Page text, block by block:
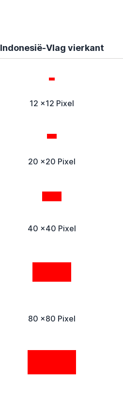
Indonesië-Vlag vierkant
12 x12 Pixel
20 x20 Pixel
40 x40 Pixel
80 x80 Pixel